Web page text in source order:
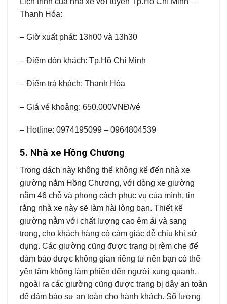
Thanh Hóa:
– Giờ xuất phát: 13h00 và 13h30
– Điểm đón khách: Tp.Hồ Chí Minh
– Điểm trả khách: Thanh Hóa
– Giá vé khoảng: 650.000VNĐ/vé
– Hotline: 0974195099 – 0964804539
5. Nhà xe Hồng Chương
Trong dách này không thể không kể đến nhà xe
giường nằm Hồng Chương, với dòng xe giường
nằm 46 chỗ và phong cách phục vụ của mình, tin
rằng nhà xe này sẽ làm hài lòng bạn. Thiết kế
giường nằm với chất lượng cao êm ái và sang
trọng, cho khách hàng có cảm giác dễ chịu khi sử
dụng. Các giường cũng được trạng bị rèm che để
đảm bảo được không gian riêng tư nên bạn có thể
yên tâm không làm phiền đến người xung quanh,
ngoài ra các giường cũng được trang bị dây an toàn
để đảm bảo sư an toàn cho hành khách. Số lượng